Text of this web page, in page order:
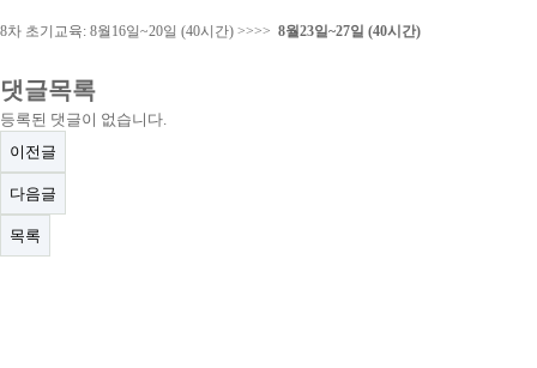
8차 초기교육: 8월 16일 ~20일 (40시간) >>>> 8월23일~27일 (40시간)
댓글목록
등록된 댓글이 없습니다.
이전글
다음글
목록